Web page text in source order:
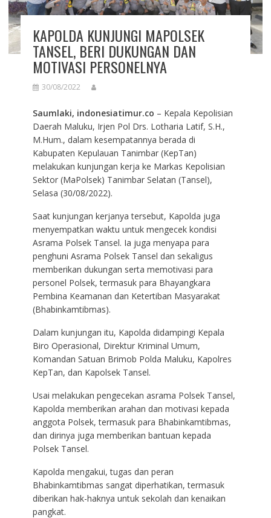
KAPOLDA KUNJUNGI MAPOLSEK
TANSEL, BERI DUKUNGAN DAN
MOTIVASI PERSONELNYA
30/08/2022
Saumlaki, indonesiatimur.co – Kepala Kepolisian
Daerah Maluku, Irjen Pol Drs. Lotharia Latif, S.H.,
M.Hum., dalam kesempatannya berada di
Kabupaten Kepulauan Tanimbar (KepTan)
melakukan kunjungan kerja ke Markas Kepolisian
Sektor (MaPolsek) Tanimbar Selatan (Tansel),
Selasa (30/08/2022).
Saat kunjungan kerjanya tersebut, Kapolda juga
menyempatkan waktu untuk mengecek kondisi
Asrama Polsek Tansel. Ia juga menyapa para
penghuni Asrama Polsek Tansel dan sekaligus
memberikan dukungan serta memotivasi para
personel Polsek, termasuk para Bhayangkara
Pembina Keamanan dan Ketertiban Masyarakat
(Bhabinkamtibmas).
Dalam kunjungan itu, Kapolda didampingi Kepala
Biro Operasional, Direktur Kriminal Umum,
Komandan Satuan Brimob Polda Maluku, Kapolres
KepTan, dan Kapolsek Tansel.
Usai melakukan pengecekan asrama Polsek Tansel,
Kapolda memberikan arahan dan motivasi kepada
anggota Polsek, termasuk para Bhabinkamtibmas,
dan dirinya juga memberikan bantuan kepada
Polsek Tansel.
Kapolda mengakui, tugas dan peran
Bhabinkamtibmas sangat diperhatikan, termasuk
diberikan hak-haknya untuk sekolah dan kenaikan
pangkat.